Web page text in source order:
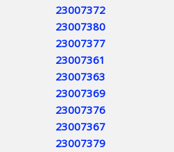
23007372
23007380
23007377
23007361
23007363
23007369
23007376
23007367
23007379